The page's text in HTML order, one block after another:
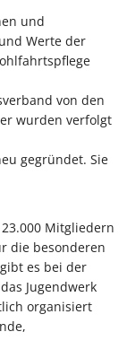
und
Werte der
von den
wurden verfolgt
gegründet. Sie
Mitgliedern
die besonderen
es bei der
Jugendwerk
organisiert